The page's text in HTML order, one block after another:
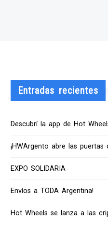
Entradas recientes
Descubrí la app de Hot
¡HWArgento abre las
EXPO SOLIDARIA
Envíos a TODA Argentina!
Hot Wheels se lanza a las